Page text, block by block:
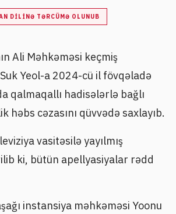
DILINƏ TƏRCÜMƏ OLUNUB
Ali Məhkəməsi keçmiş
Yeol-a 2024-cü il fövqəladə
qalmaqallı hadisələrlə bağlı
həbs cəzasını qüvvədə saxlayıb.
vasitəsilə yayılmış
ki, bütün apellyasiyalar rədd
instansiya məhkəməsi Yoonu